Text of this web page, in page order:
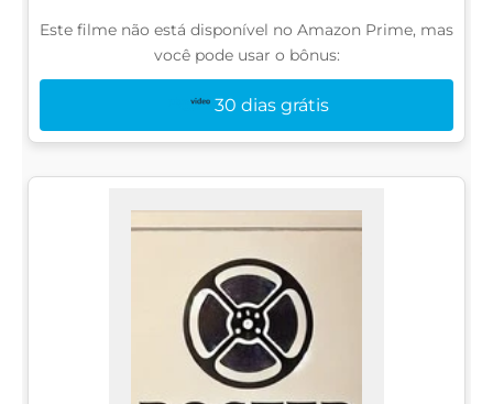
Este filme não está disponível no Amazon Prime, mas
você pode usar o bônus:
30 dias grátis